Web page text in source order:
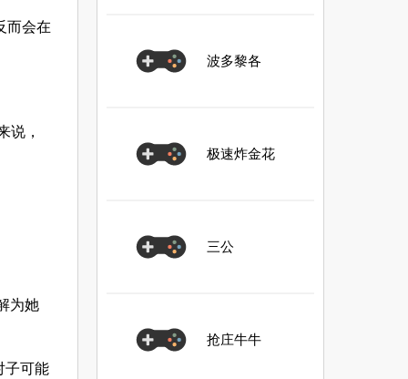
而会在
说，
为她
子可能
波多黎各
极速炸金花
三公
抢庄牛牛